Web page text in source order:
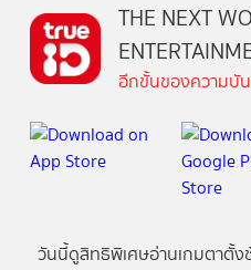
THE NEXT
อีกขั้นของความบั
วันนี้ดูสิทธิพิเศษอ่านเกมตาตั้ง